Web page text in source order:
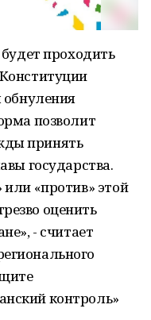
проходить
обнуления
позволит
принять
государства.
или «против» этой
оценить
- считает
контроль»